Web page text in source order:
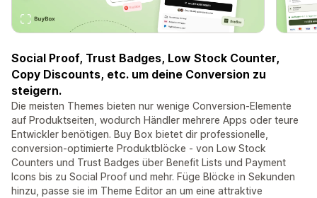
Social Proof, Trust Badges, Low Stock Counter,
Copy Discounts, etc. um deine Conversion zu
steigern.
Die meisten Themes bieten nur wenige Conversion-Elemente
auf Produktseiten, wodurch Händler mehrere Apps oder teure
Entwickler benötigen. Buy Box bietet dir professionelle,
conversion-optimierte Produktblöcke - von Low Stock
Counters und Trust Badges über Benefit Lists und Payment
Icons bis zu Social Proof und mehr. Füge Blöcke in Sekunden
hinzu, passe sie im Theme Editor an um eine attraktive